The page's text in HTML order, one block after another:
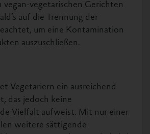
vegetarischen Gerichten
auf die Trennung der
um eine Kontamination
auszuschließen.
Vegetariern ein ausreichend
das jedoch keine
Vielfalt aufweist. Mit nur einer
weitere sättigende